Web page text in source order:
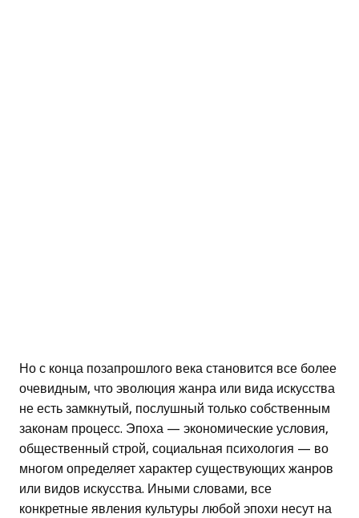
Но с конца позапрошлого века становится все более
очевидным, что эволюция жанра или вида искусства
не есть замкнутый, послушный только собственным
законам процесс. Эпоха — экономические условия,
общественный строй, социальная психология — во
многом определяет характер существующих жанров
или видов искусства. Иными словами, все
конкретные явления культуры любой эпохи несут на